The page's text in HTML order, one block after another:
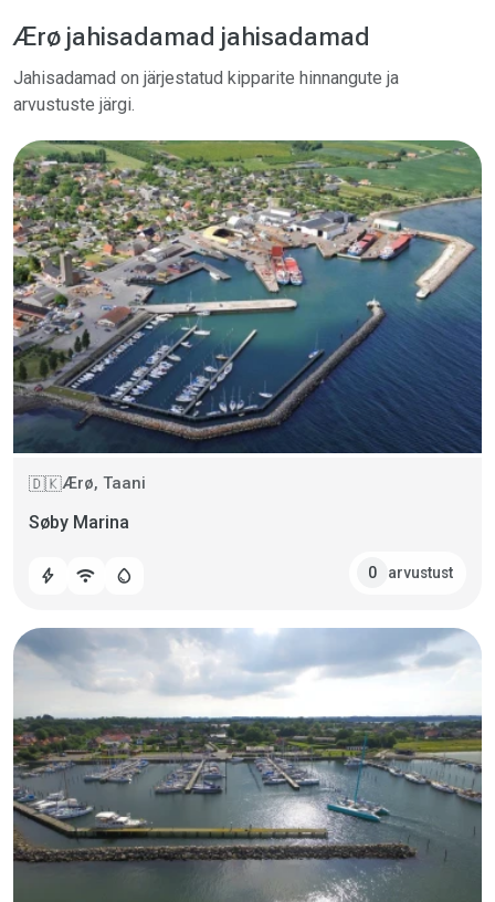
Ærø jahisadamad jahisadamad
Jahisadamad on järjestatud kipparite hinnangute ja
arvustuste järgi.
🇩🇰Ærø, Taani
Søby Marina
bolt wifi water_drop 0 arvustust